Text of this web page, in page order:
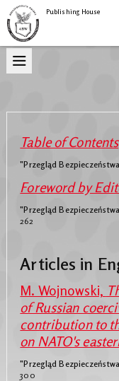
Publishing House
Table of Contents
"Przegląd
Foreword by
"Przegląd
262
Articles in
M. Wojnowski,
of Russian
contribution to
on NATO's
"Przegląd
300